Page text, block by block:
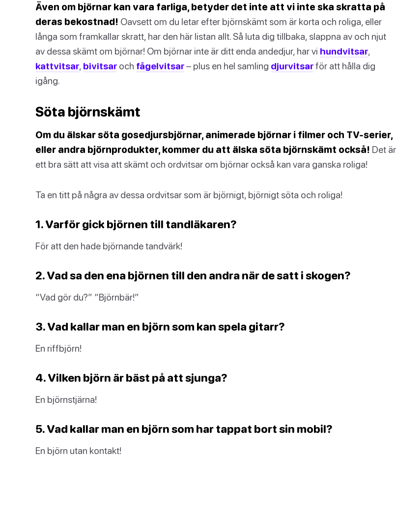
Även om björnar kan vara farliga, betyder det inte att vi inte ska skratta på
deras bekostnad! Oavsett om du letar efter björnskämt som är korta och roliga, eller
långa som framkallar skratt, har den här listan allt. Så luta dig tillbaka, slappna av och njut
av dessa skämt om björnar! Om björnar inte är ditt enda andedjur, har vi hundvitsar,
kattvitsar, bivitsar och fågelvitsar– plus en hel samling djurvitsarför att hålla dig
igång.
Söta björnskämt
Om du älskar söta gosedjursbjörnar, animerade björnar i filmer och TV-serier,
eller andra björnprodukter, kommer du att älska söta björnskämt också! Det är
ett bra sätt att visa att skämt och ordvitsar om björnar också kan vara ganska roliga!
Ta en titt på några av dessa ordvitsar som är björnigt, björnigt söta och roliga!
1. Varför gick björnen till tandläkaren?
För att den hade björnande tandvärk!
2. Vad sa den ena björnen till den andra när de satt i skogen?
“Vad gör du?” “Björnbär!”
3. Vad kallar man en björn som kan spela gitarr?
En riffbjörn!
4. Vilken björn är bäst på att sjunga?
En björnstjärna!
5. Vad kallar man en björn som har tappat bort sin mobil?
En björn utan kontakt!